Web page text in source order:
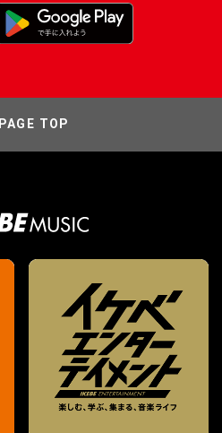
PAGE TOP